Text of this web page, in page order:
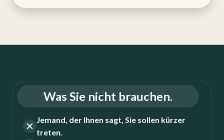
Was Sie nicht brauchen.
Jemand, der Ihnen sagt, Sie sollen kürzer
treten.